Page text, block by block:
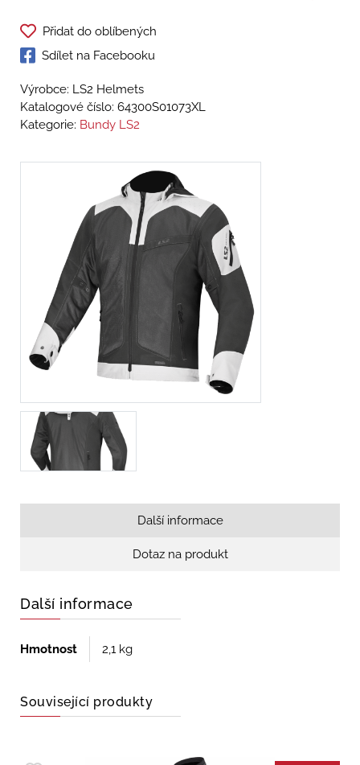
Přidat do oblíbených
Sdílet na Facebooku
Výrobce: LS2 Helmets
Katalogové číslo: 64300S01073XL
Kategorie: Bundy LS2
Další informace
Dotaz na produkt
Další informace
Hmotnost 2,1 kg
Související produkty